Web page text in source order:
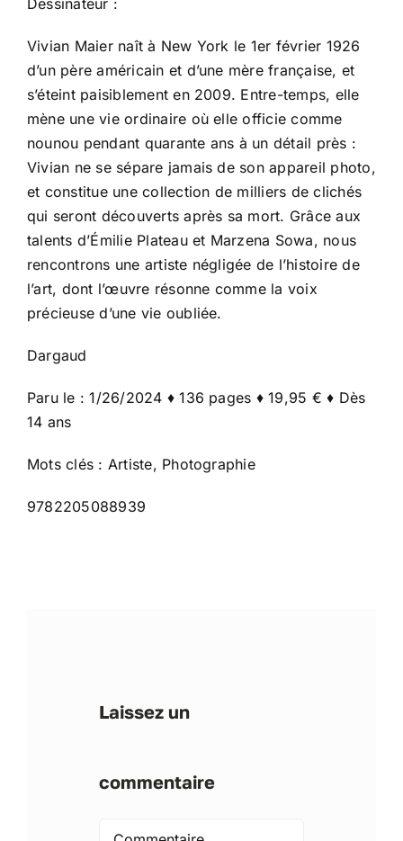
Dessinateur :
Vivian Maier naît à New York le 1er février 1926
d’un père américain et d’une mère française, et
s’éteint paisiblement en 2009. Entre-temps, elle
mène une vie ordinaire où elle officie comme
nounou pendant quarante ans à un détail près :
Vivian ne se sépare jamais de son appareil photo,
et constitue une collection de milliers de clichés
qui seront découverts après sa mort. Grâce aux
talents d’Émilie Plateau et Marzena Sowa, nous
rencontrons une artiste négligée de l’histoire de
l’art, dont l’œuvre résonne comme la voix
précieuse d’une vie oubliée.
Dargaud
Paru le : 1/26/2024 ♦ 136 pages ♦ 19,95 € ♦ Dès
14 ans
Mots clés : Artiste, Photographie
9782205088939
Laissez un
commentaire
Comment